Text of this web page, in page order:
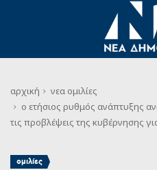
αρχική νεα ομιλίες
ο ετήσιος ρυθμός ανάπτυξης
τις προβλέψεις της κυβέρνησης
ομιλίες